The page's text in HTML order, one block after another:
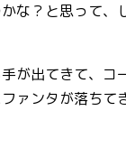
な？と思って、
が出てきて、コ
ァンタが落ちて